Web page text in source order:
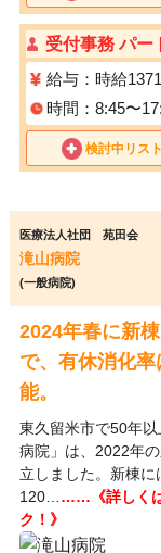
受付事務 パー
給与：時給
時間：8:45〜
検討中リス
医療法人社団 苑田会
滝山病院
(一般病院)
2024年春に新
で、有休消化
能。
東久留米市で50年
病院」は、2022年
立しました。新棟
120… ……《詳しく
ク！》